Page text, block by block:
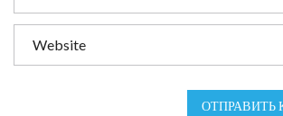
ОТПРАВИТЬ